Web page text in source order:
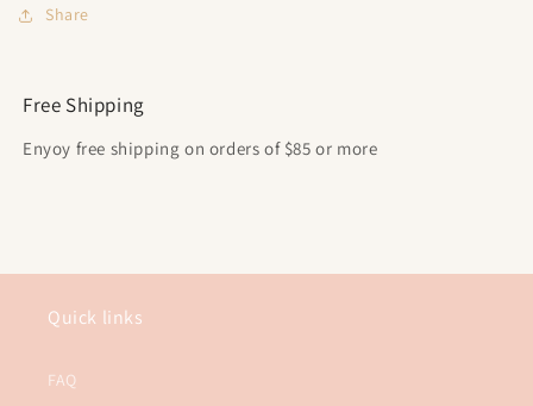
Share
Free Shipping
Enyoy free shipping on orders of $85 or more
Quick links
FAQ